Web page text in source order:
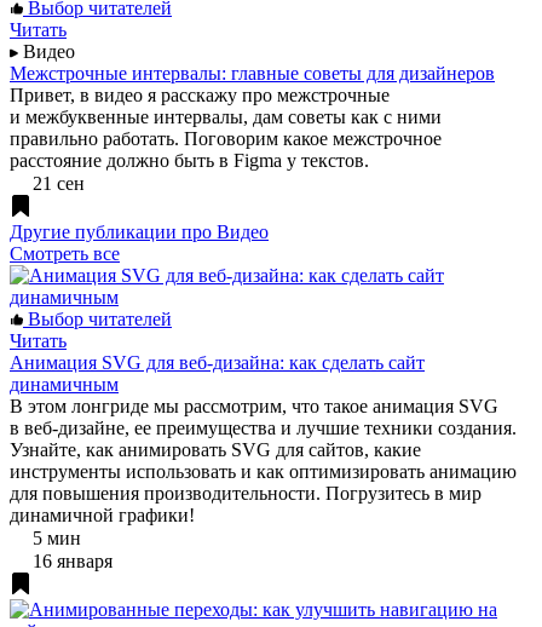
Выбор читателей
Читать
Видео
Межстрочные интервалы: главные советы для дизайнеров
Привет, в видео я расскажу про межстрочные
и межбуквенные интервалы, дам советы как с ними
правильно работать. Поговорим какое межстрочное
расстояние должно быть в Figma у текстов.
21 сен
Другие публикации про Видео
Смотреть все
Выбор читателей
Читать
Анимация SVG для веб-дизайна: как сделать сайт
динамичным
В этом лонгриде мы рассмотрим, что такое анимация SVG
в веб-дизайне, ее преимущества и лучшие техники создания.
Узнайте, как анимировать SVG для сайтов, какие
инструменты использовать и как оптимизировать анимацию
для повышения производительности. Погрузитесь в мир
динамичной графики!
5 мин
16 января